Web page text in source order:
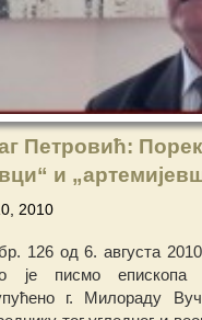
Петровић:
и
2010
126 од 6. августа
је писмо епископа
г. Милораду